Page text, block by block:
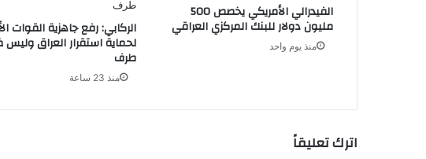
الركابي: رفع جاهزية القوات
لحماية استقرار العراق
طرف
منذ 23 ساعة
الفيدرالي الأمريكي يخصص 500
مليون دولار للبنك المركزي العراقي
منذ يوم واحد
اترك تعليقاً